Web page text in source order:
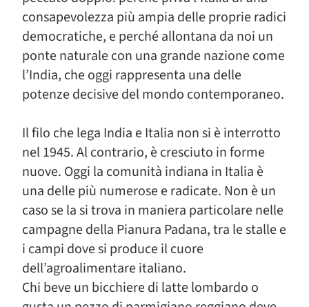
consapevolezza più ampia delle proprie radici
democratiche, e perché allontana da noi un
ponte naturale con una grande nazione come
l’India, che oggi rappresenta una delle
potenze decisive del mondo contemporaneo.
Il filo che lega India e Italia non si è interrotto
nel 1945. Al contrario, è cresciuto in forme
nuove. Oggi la comunità indiana in Italia è
una delle più numerose e radicate. Non è un
caso se la si trova in maniera particolare nelle
campagne della Pianura Padana, tra le stalle e
i campi dove si produce il cuore
dell’agroalimentare italiano.
Chi beve un bicchiere di latte lombardo o